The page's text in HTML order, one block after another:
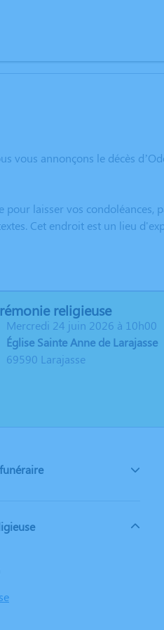
vous annonçons le décès
pour laisser vos
Cet endroit est un lieu
religieuse
mercredi 24 juin 2026 à 10h00
Église Sainte Anne de Larajasse
69590 Larajasse